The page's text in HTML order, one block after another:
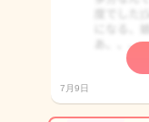
7月9日